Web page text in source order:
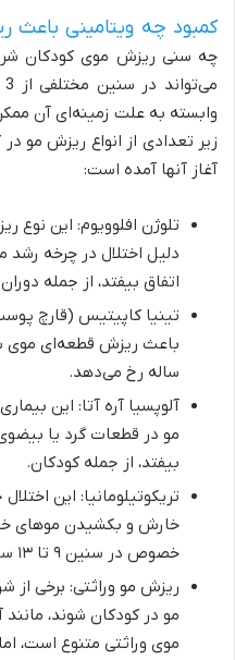
کمبود چه ویتامینی باعث
چه سنی ریزش موی کودکان
وابسته به علت زمینه‌ای آن
زیر تعدادی از انواع ریزش مو
آغاز آنها آمده است:
تلوژن افلوویوم: این نوع
دلیل اختلال در چرخه
اتفاق بیفتد، از جمله
تینیا کاپیتیس (قارچ
ساله رخ می‌دهد.
آلوپسیا آره آتا: این
مو در قطعات گرد یا
بیفتد، از جمله کودکان.
تریکوتیلومانیا: این
خارش و بکشیدن موهای
خصوص در سنین ۹ تا ۱۳ سالگی شروع می‌شود.
ریزش مو وراثتی: برخی از
مو در کودکان شوند،
موی وراثتی متنوع است،